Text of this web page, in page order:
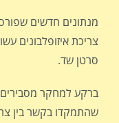
צריכת איזופלבונים
סרטן שד.
ברקע למחקר מסבירים
שהתמקדו בקשר בין